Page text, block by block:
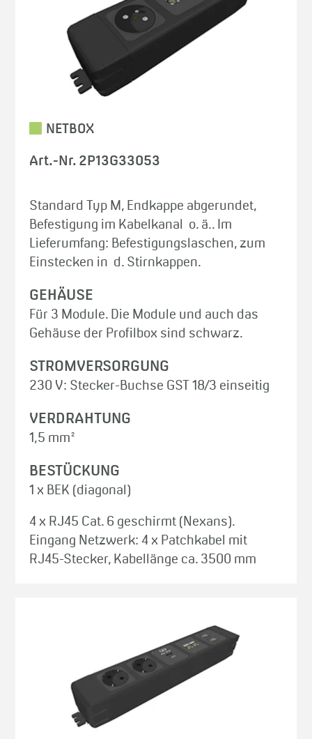
NETBOX
Art.-Nr. 2P13G33053
Standard Typ M, Endkappe abgerundet,
Befestigung im Kabelkanal o. ä.. Im
Lieferumfang: Befestigungslaschen, zum
Einstecken in d. Stirnkappen.
GEHÄUSE
Für 3 Module. Die Module und auch das
Gehäuse der Profilbox sind schwarz.
STROMVERSORGUNG
230 V: Stecker-Buchse GST 18/3 einseitig
VERDRAHTUNG
1,5 mm²
BESTÜCKUNG
1 x BEK (diagonal)
4 x RJ45 Cat. 6 geschirmt (Nexans).
Eingang Netzwerk: 4 x Patchkabel mit
RJ45-Stecker, Kabellänge ca. 3500 mm